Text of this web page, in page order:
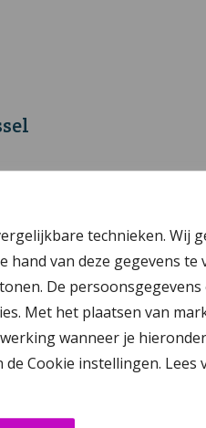
technieken. Wij
van deze gegevens
De
Met het plaatsen van
wanneer je hieronder
Cookie instellingen.